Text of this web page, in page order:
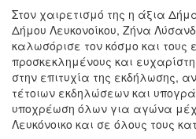
Στον χαιρετισμό της η άξια
Δήμου Λευκονοίκου, Ζήνα
καλωσόρισε τον κόσμο και τους
προσκεκλημένους και
στην επιτυχία της εκδήλωσης,
τέτοιων εκδηλώσεων και
υποχρέωση όλων για αγώνα
Λευκόνοικο και σε όλους τους